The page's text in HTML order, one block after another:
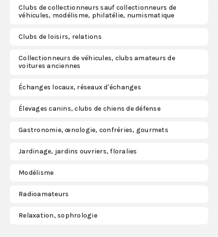
Clubs de collectionneurs sauf collectionneurs de
véhicules, modélisme, philatélie, numismatique
Clubs de loisirs, relations
Collectionneurs de véhicules, clubs amateurs de
voitures anciennes
Échanges locaux, réseaux d'échanges
Élevages canins, clubs de chiens de défense
Gastronomie, œnologie, confréries, gourmets
Jardinage, jardins ouvriers, floralies
Modélisme
Radioamateurs
Relaxation, sophrologie